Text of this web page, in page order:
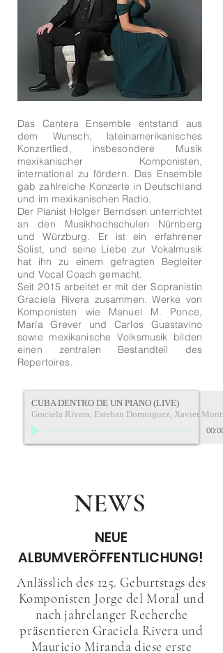
Das Cantera Ensemble entstand aus
dem Wunsch, lateinamerikanisches
Konzertlied, insbesondere Musik
mexikanischer Komponisten,
international zu fördern. Das Ensemble
gab zahlreiche Konzerte in Deutschland
und im mexikanischen Radio.
Der Pianist Holger Berndsen unterrichtet
an den Musikhochschulen Nürnberg
und Würzburg. Er ist ein erfahrener
Solist, und seine Liebe zur Vokalmusik
hat ihn zu einem gefragten Begleiter
und Vocal Coach gemacht.
Seit 2015 arbeitet er mit der Sopranistin
Graciela Rivera zusammen. Werke von
Komponisten wie Manuel M. Ponce,
María Grever und Carlos Guastavino
sowie mexikanische Volksmusik bilden
einen zentralen Bestandteil des
Repertoires.
CUBA DENTRO DE UN PIANO (LIVE)
Graciela Rivera, Esteban Dominguez, Xavier
00:00
NEWS
NEUE
ALBUMVERÖFFENTLICHUNG!
Anlässlich des 125. Geburtstags des
Komponisten Jorge del Moral und
nach jahrelanger Recherche
präsentieren Graciela Rivera und
Mauricio Miranda diese erste